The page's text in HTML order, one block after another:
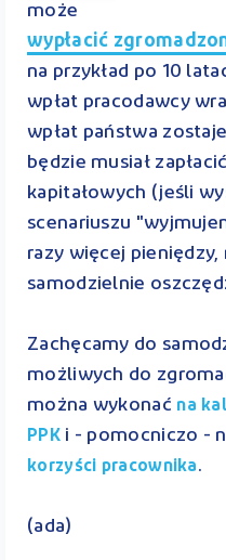
może
wypłacić
na przykład po 10
wpłat pracodawcy
wpłat państwa
będzie musiał
kapitałowych (jeśli
scenariuszu
razy więcej pieniędzy,
samodzielnie
Zachęcamy do
możliwych do
można wykonać na
PPKi - pomocniczo -
korzyści pracownika.
(ada)